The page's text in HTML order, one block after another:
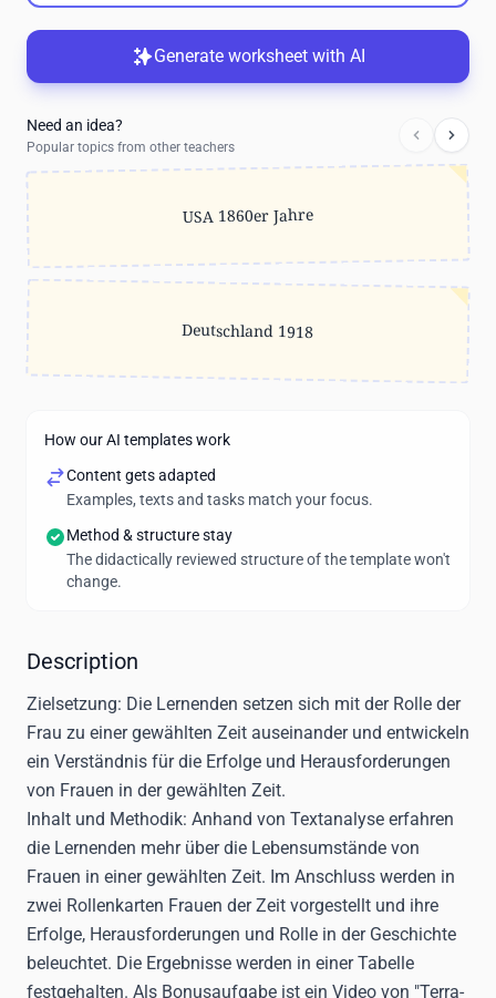
Generate worksheet with AI
Need an idea?
Popular topics from other teachers
USA 1860er Jahre
Deutschland 1918
How our AI templates work
Content gets adapted
Examples, texts and tasks match your focus.
Method & structure stay
The didactically reviewed structure of the template won't
change.
Description
Zielsetzung: Die Lernenden setzen sich mit der Rolle der
Frau zu einer gewählten Zeit auseinander und entwickeln
ein Verständnis für die Erfolge und Herausforderungen
von Frauen in der gewählten Zeit.
Inhalt und Methodik: Anhand von Textanalyse erfahren
die Lernenden mehr über die Lebensumstände von
Frauen in einer gewählten Zeit. Im Anschluss werden in
zwei Rollenkarten Frauen der Zeit vorgestellt und ihre
Erfolge, Herausforderungen und Rolle in der Geschichte
beleuchtet. Die Ergebnisse werden in einer Tabelle
festgehalten. Als Bonusaufgabe ist ein Video von "Terra-